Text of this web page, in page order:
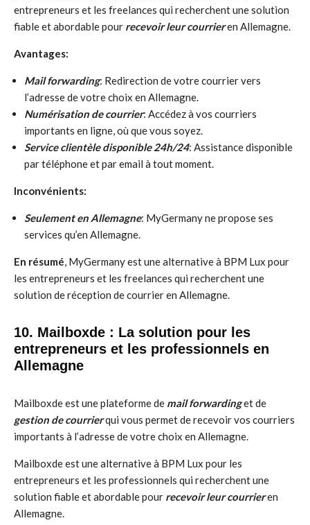
entrepreneurs et les freelances qui recherchent une solution
fiable et abordable pour recevoir leur courrieren Allemagne.
Avantages:
Mail forwarding: Redirection de votre courrier vers
l’adresse de votre choix en Allemagne.
Numérisation de courrier: Accédez à vos courriers
importants en ligne, où que vous soyez.
Service clientèle disponible 24h/24: Assistance disponible
par téléphone et par email à tout moment.
Inconvénients:
Seulement en Allemagne: MyGermany ne propose ses
services qu’en Allemagne.
En résumé, MyGermany est une alternative à BPM Lux pour
les entrepreneurs et les freelances qui recherchent une
solution de réception de courrier en Allemagne.
10. Mailboxde : La solution pour les
entrepreneurs et les professionnels en
Allemagne
Mailboxde est une plateforme de mail forwardinget de
gestion de courrierqui vous permet de recevoir vos courriers
importants à l’adresse de votre choix en Allemagne.
Mailboxde est une alternative à BPM Lux pour les
entrepreneurs et les professionnels qui recherchent une
solution fiable et abordable pour recevoir leur courrieren
Allemagne.